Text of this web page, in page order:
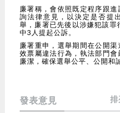
廉署稱，會依照既定程序跟
詢法律意見，以決定是否提
舉，廉署已先後以涉嫌犯該
中3人提起公訴。
廉署重申，選舉期間在公開
效票屬違法行為，執法部門
廉潔，確保選舉公平、公開和
發表意見 排